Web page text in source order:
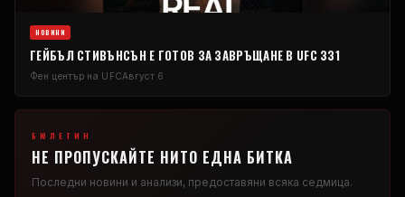
НОВИНИ
ГЕЙБЪЛ СТИВЪНСЪН Е ГОТОВ ЗА ЗАВРЪЩАНЕ В UFC 331
Фен център на UFCАвгуст 6
БЮЛЕТИН
НЕ ПРОПУСКАЙТЕ НИТО ЕДНА БИТКА
Последни новини и анализи, предоставяни всяка седмица.